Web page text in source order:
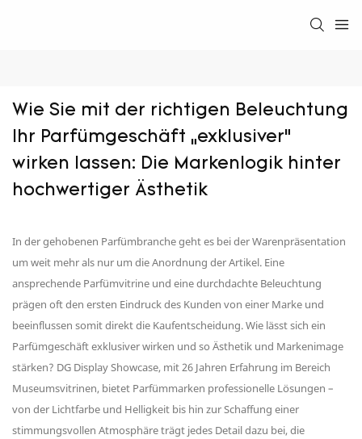
Wie Sie mit der richtigen Beleuchtung
Ihr Parfümgeschäft „exklusiver“
wirken lassen: Die Markenlogik hinter
hochwertiger Ästhetik
In der gehobenen Parfümbranche geht es bei der Warenpräsentation
um weit mehr als nur um die Anordnung der Artikel. Eine
ansprechende Parfümvitrine und eine durchdachte Beleuchtung
prägen oft den ersten Eindruck des Kunden von einer Marke und
beeinflussen somit direkt die Kaufentscheidung. Wie lässt sich ein
Parfümgeschäft exklusiver wirken und so Ästhetik und Markenimage
stärken? DG Display Showcase, mit 26 Jahren Erfahrung im Bereich
Museumsvitrinen, bietet Parfümmarken professionelle Lösungen –
von der Lichtfarbe und Helligkeit bis hin zur Schaffung einer
stimmungsvollen Atmosphäre trägt jedes Detail dazu bei, die